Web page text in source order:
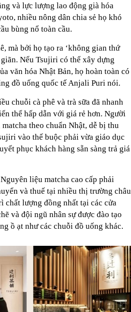
và lực lượng lao động già hóa
nhiều nông dân chia sẻ họ khó
bùng nổ toàn cầu.
mà bởi họ tạo ra ‘không gian thứ
Nếu Tsujiri có thể xây dựng
văn hóa Nhật Bản, họ hoàn toàn có
đồ uống quốc tế Anjali Puri nói.
chuỗi cà phê và trà sữa đã nhanh
thể hấp dẫn với giá rẻ hơn. Người
theo chuẩn Nhật, dễ bị thu
vào thế buộc phải vừa giáo dục
phục khách hàng sẵn sàng trả giá
liệu matcha cao cấp phải
và thuế tại nhiều thị trường châu
chất lượng đồng nhất tại các cửa
và đội ngũ nhân sự được đào tạo
ồ ạt như các chuỗi đồ uống khác.